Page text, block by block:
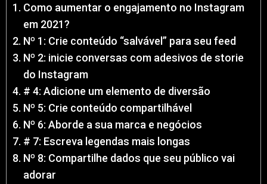
Como aumentar o engajamento no Instagram
em 2021?
Nº 1: Crie conteúdo “salvável” para seu feed
Nº 2: inicie conversas com adesivos de storie
do Instagram
# 4: Adicione um elemento de diversão
Nº 5: Crie conteúdo compartilhável
Nº 6: Aborde a sua marca e negócios
# 7: Escreva legendas mais longas
Nº 8: Compartilhe dados que seu público vai
adorar